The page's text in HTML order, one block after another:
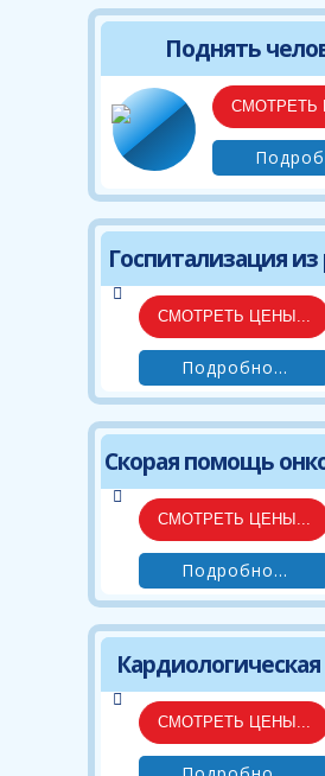
Поднять
СМОТРЕТЬ
Госпитализация
СМОТРЕТЬ ЦЕНЫ...
Подробно...
Скорая помощь
СМОТРЕТЬ ЦЕНЫ...
Подробно...
СМОТРЕТЬ ЦЕНЫ...